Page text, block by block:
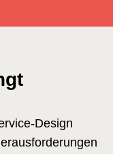
Design